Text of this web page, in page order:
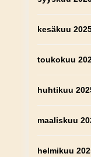
kesäkuu
toukokuu
huhtikuu
maaliskuu
helmikuu